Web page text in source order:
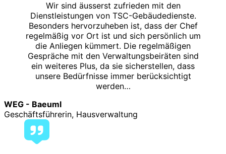
Wir sind äusserst zufrieden mit den
Dienstleistungen von TSC-Gebäudedienste.
Besonders hervorzuheben ist, dass der Chef
regelmäßig vor Ort ist und sich persönlich um
die Anliegen kümmert. Die regelmäßigen
Gespräche mit den Verwaltungsbeiräten sind
ein weiteres Plus, da sie sicherstellen, dass
unsere Bedürfnisse immer berücksichtigt
werden…
WEG - Baeuml
Geschäftsführerin, Hausverwaltung